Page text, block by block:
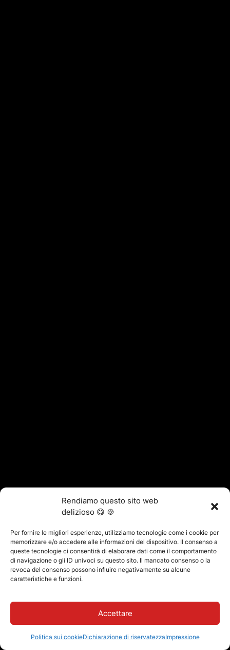
Rendiamo questo sito web
delizioso 😋 🍪
Per fornire le migliori esperienze, utilizziamo tecnologie come i cookie per
memorizzare e/o accedere alle informazioni del dispositivo. Il consenso a
queste tecnologie ci consentirà di elaborare dati come il comportamento
di navigazione o gli ID univoci su questo sito. Il mancato consenso o la
revoca del consenso possono influire negativamente su alcune
caratteristiche e funzioni.
Accettare
Politica sui cookieDichiarazione di riservatezzaImpressione